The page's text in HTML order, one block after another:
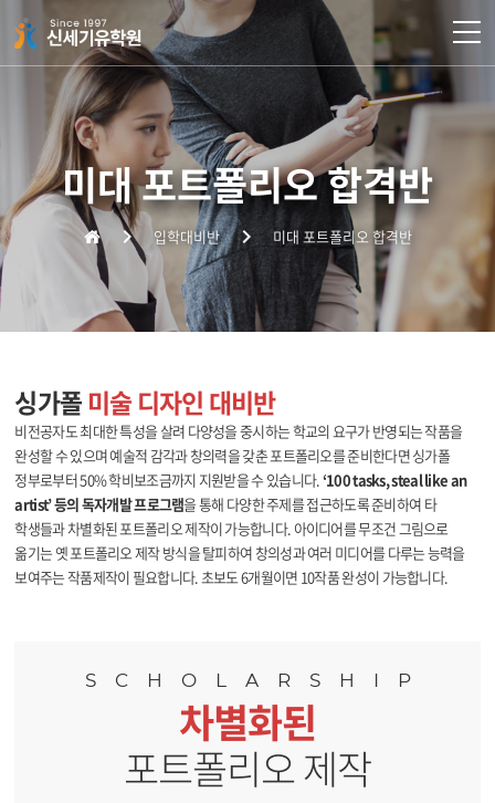
미대 포트폴리오 합격반
입학대비반 미대 포트폴리오 합격반
싱가폴 미술 디자인 대비반
비전공자도 최대한 특성을 살려 다양성을 중시하는 학교의 요구가 반영되는 작품을
완성할 수 있으며 예술적 감각과 창의력을 갖춘 포트폴리오를 준비한다면싱가폴
정부로부터 50% 학비보조금까지 지원받을 수 있습니다. ‘100 tasks, steal like an
artist’ 등의 독자개발 프로그램을 통해 다양한 주제를 접근하도록 준비하여 타
학생들과 차별화된 포트폴리오 제작이 가능합니다. 아이디어를 무조건 그림으로
옮기는 옛 포트폴리오 제작 방식을 탈피하여 창의성과 여러 미디어를다루는 능력을
보여주는 작품제작이 필요합니다. 초보도 6개월이면 10작품 완성이 가능합니다.
SCHOLARSHIP
차별화된
포트폴리오 제작